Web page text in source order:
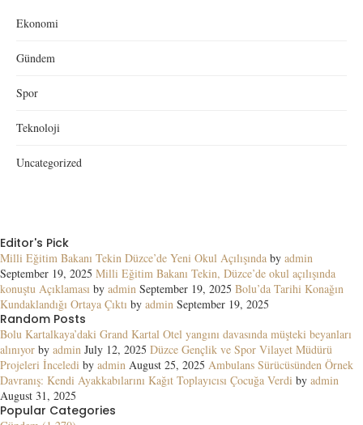
Ekonomi
Gündem
Spor
Teknoloji
Uncategorized
Editor's Pick
Milli Eğitim Bakanı Tekin Düzce’de Yeni Okul Açılışında by admin
September 19, 2025 Milli Eğitim Bakanı Tekin, Düzce’de okul açılışında
konuştu Açıklaması by admin September 19, 2025 Bolu’da Tarihi Konağın
Kundaklandığı Ortaya Çıktı by admin September 19, 2025
Random Posts
Bolu Kartalkaya’daki Grand Kartal Otel yangını davasında müşteki beyanları
alınıyor by admin July 12, 2025 Düzce Gençlik ve Spor Vilayet Müdürü
Projeleri İnceledi by admin August 25, 2025 Ambulans Sürücüsünden Örnek
Davranış: Kendi Ayakkabılarını Kağıt Toplayıcısı Çocuğa Verdi by admin
August 31, 2025
Popular Categories